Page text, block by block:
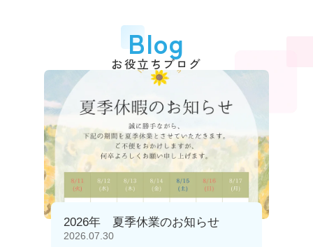
Blog
お役立ちブログ
2026年 夏季休業のお知らせ
2026.07.30